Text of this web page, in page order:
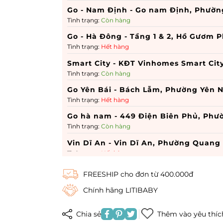
Go - Nam Định - Go nam Định,
Tình trạng:Còn hàng
Go - Hà Đông - Tầng 1 & 2, Hồ Gươm
Tình trạng: Hết hàng
Smart City - KĐT Vinhomes Smart
Tình trạng:Còn hàng
Go Yên Bái - Bách Lẫm, Phường Yên
Tình trạng: Hết hàng
Go hà nam - 449 Điện Biên Phủ,
Tình trạng:Còn hàng
Vin Dĩ An - Vin Dĩ An, Phường Quang
Tình trạng: Hết hàng
Times City - 458 P. Minh Khai,
Tình trạng:
Royal City - 72A Đường Nguyễn Trãi,
FREESHIP cho đơn từ 400.000đ
Chính hãng LITIBABY
Chia sẻ Thêm vào yêu